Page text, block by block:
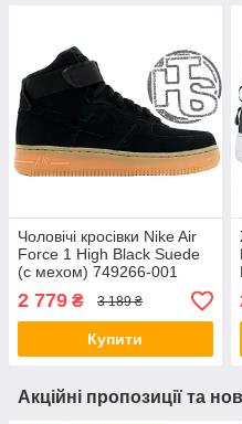
Чоловічі кросівки Nike Air
Force 1 High Black Suede
(с мехом) 749266-001
2 779 ₴ 3 189 ₴
Купити
Акційні пропозиції та